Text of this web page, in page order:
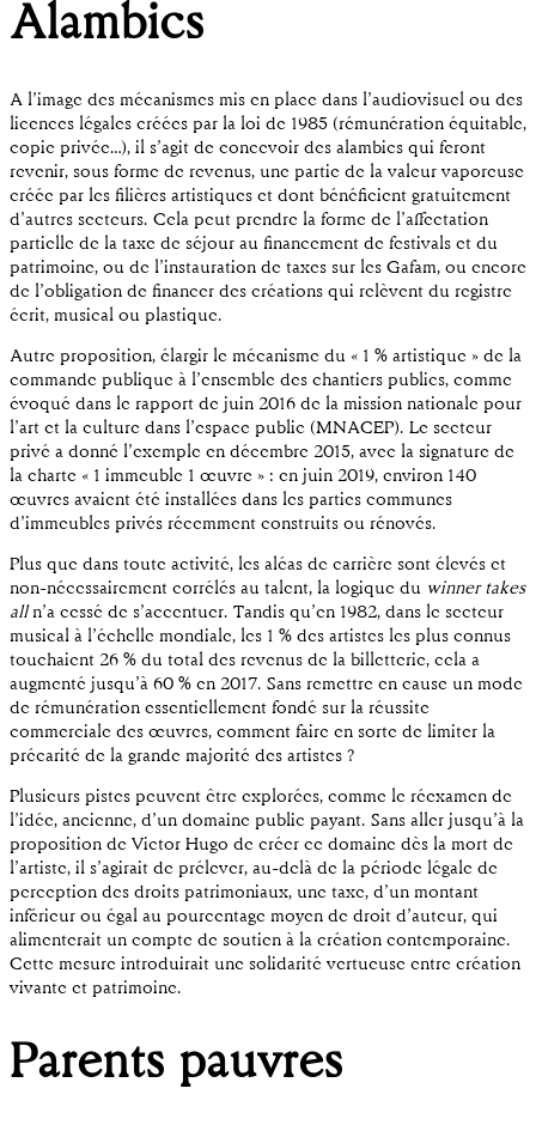
Alambics
A l’image des mécanismes mis en place dans l’audiovisuel ou des
licences légales créées par la loi de 1985 (rémunération équitable,
copie privée…), il s’agit de concevoir des alambics qui feront
revenir, sous forme de revenus, une partie de la valeur vaporeuse
créée par les filières artistiques et dont bénéficient gratuitement
d’autres secteurs. Cela peut prendre la forme de l’affectation
partielle de la taxe de séjour au financement de festivals et du
patrimoine, ou de l’instauration de taxes sur les Gafam, ou encore
de l’obligation de financer des créations qui relèvent du registre
écrit, musical ou plastique.
Autre proposition, élargir le mécanisme du « 1 % artistique » de la
commande publique à l’ensemble des chantiers publics, comme
évoqué dans le rapport de juin 2016 de la mission nationale pour
l’art et la culture dans l’espace public (MNACEP). Le secteur
privé a donné l’exemple en décembre 2015, avec la signature de
la charte « 1 immeuble 1 œuvre » : en juin 2019, environ 140
œuvres avaient été installées dans les parties communes
d’immeubles privés récemment construits ou rénovés.
Plus que dans toute activité, les aléas de carrière sont élevés et
non-nécessairement corrélés au talent, la logique du winner takes
alln’a cessé de s’accentuer. Tandis qu’en 1982, dans le secteur
musical à l’échelle mondiale, les 1 % des artistes les plus connus
touchaient 26 % du total des revenus de la billetterie, cela a
augmenté jusqu’à 60 % en 2017. Sans remettre en cause un mode
de rémunération essentiellement fondé sur la réussite
commerciale des œuvres, comment faire en sorte de limiter la
précarité de la grande majorité des artistes ?
Plusieurs pistes peuvent être explorées, comme le réexamen de
l’idée, ancienne, d’un domaine public payant. Sans aller jusqu’à la
proposition de Victor Hugo de créer ce domaine dès la mort de
l’artiste, il s’agirait de prélever, au-delà de la période légale de
perception des droits patrimoniaux, une taxe, d’un montant
inférieur ou égal au pourcentage moyen de droit d’auteur, qui
alimenterait un compte de soutien à la création contemporaine.
Cette mesure introduirait une solidarité vertueuse entre création
vivante et patrimoine.
Parents pauvres